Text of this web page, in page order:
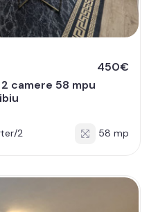
450€
camere 58 mpu
2 58 mp